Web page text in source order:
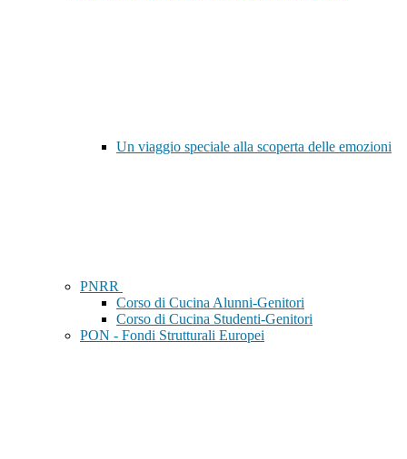
Un viaggio speciale alla scoperta delle emozioni
PNRR
Corso di Cucina Alunni-Genitori
Corso di Cucina Studenti-Genitori
PON - Fondi Strutturali Europei